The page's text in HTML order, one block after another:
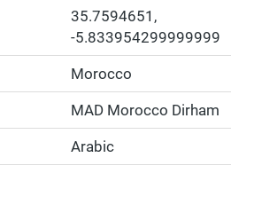
35.7594651 ,
-5.833954299999999
Morocco
MAD Morocco Dirham
Arabic